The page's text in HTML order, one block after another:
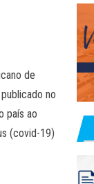
de
no
país ao
(covid-19)